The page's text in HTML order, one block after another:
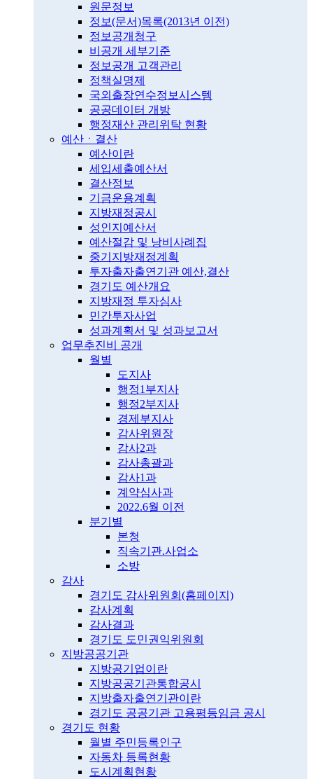
원문정보
정보(문서)목록(2013년 이전)
정보공개청구
비공개 세부기준
정보공개 고객관리
정책실명제
국외출장연수정보시스템
공공데이터 개방
행정재산 관리위탁 현황
예산ㆍ결산
예산이란
세입세출예산서
결산정보
기금운용계획
지방재정공시
성인지예산서
예산절감 및 낭비사례집
중기지방재정계획
투자출자출연기관 예산,결산
경기도 예산개요
지방재정 투자심사
민간투자사업
성과계획서 및 성과보고서
업무추진비 공개
월별
도지사
행정1부지사
행정2부지사
경제부지사
감사위원장
감사2과
감사총괄과
감사1과
계약심사과
2022.6월 이전
분기별
본청
직속기관.사업소
소방
감사
경기도 감사위원회(홈페이지)
감사계획
감사결과
경기도 도민권익위원회
지방공공기관
지방공기업이란
지방공공기관통합공시
지방출자출연기관이란
경기도 공공기관 고용평등임금 공시
경기도 현황
월별 주민등록인구
자동차 등록현황
도시계획현황